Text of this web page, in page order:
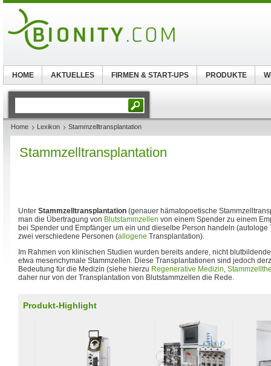
Home Lexikon Stammzelltransplantation
Stammzelltransplantation
Unter Stammzelltransplantation (genauer hämatopoetische
man die Übertragung von Blutstammzellen von einem Spender zu einem
bei Spender und Empfänger um ein und dieselbe Person handeln (autologe
zwei verschiedene Personen (allogene Transplantation).
Im Rahmen von klinischen Studien wurden bereits andere, nicht
etwa mesenchymale Stammzellen. Diese Transplantationen sind jedoch
Bedeutung für die Medizin (siehe hierzu Regenerative Medizin,
daher nur von der Transplantation von Blutstammzellen die Rede.
Produkt-Highlight
HOME AKTUELLES FIRMEN & START-UPS PRODUKTE